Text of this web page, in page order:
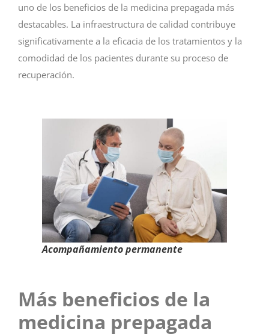
uno de los beneficios de la medicina prepagada más
destacables. La infraestructura de calidad contribuye
significativamente a la eficacia de los tratamientos y la
comodidad de los pacientes durante su proceso de
recuperación.
Acompañamiento permanente
Más beneficios de la
medicina prepagada